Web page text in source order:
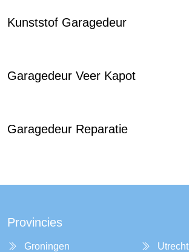
Kunststof Garagedeur
Garagedeur Veer Kapot
Garagedeur Reparatie
Provincies
Groningen
Utrecht